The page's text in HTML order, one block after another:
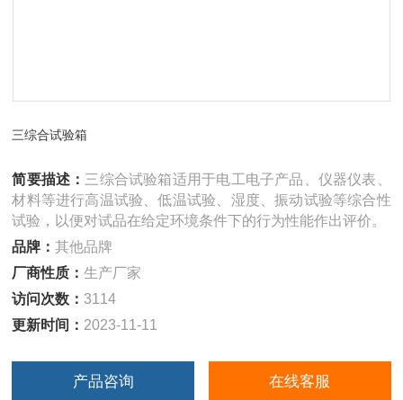
三综合试验箱
简要描述： 三综合试验箱适用于电工电子产品、仪器仪表、
材料等进行高温试验、低温试验、湿度、振动试验等综合性
试验，以便对试品在给定环境条件下的行为性能作出评价。
品牌：其他品牌
厂商性质：生产厂家
访问次数：3114
更新时间： 2023-11-11
产品咨询 在线客服